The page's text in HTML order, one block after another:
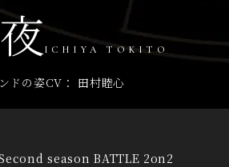
ICHIYA TOKITO
ドの姿CV 田村睦心
season BATTLE 2on2